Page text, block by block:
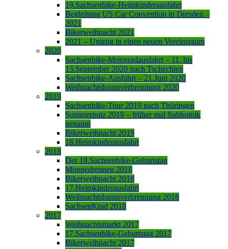
19.Sachsenbike-Heimkinderausfahrt
Begleitung US Car Convention in Dresden –
2021
Bikerweihnacht 2021
2021 – Umzug in einen neuen Vereinsraum
2020
Sachsenbike-Motorradausfahrt – 11. bis
13.September 2020 nach Tschechien
Sachsenbike-Ausfahrt – 21.Juni 2020
Weihnachtsbaumverbrennung 2020
2019
Sachsenbike-Tour 2019 nach Thüringen
Sommerputz 2019 – früher mal Subbotnik
genannt
Bikerweihnacht 2019
18.Heimkinderausfahrt
2018
Der 18.Sachsenbike-Geburtstag
Moppedrennen 2018
Bikerweihnacht 2018
17.Heimkinderausfahrt
Weihnachtsbaumverbrennung 2018
SachsenKrad 2018
2017
Weihnachtsmarkt 2017
17.Sachsenbike-Geburtstag 2017
Bikerweihnacht 2017